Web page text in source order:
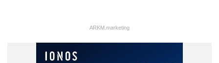
ARKM.marketing